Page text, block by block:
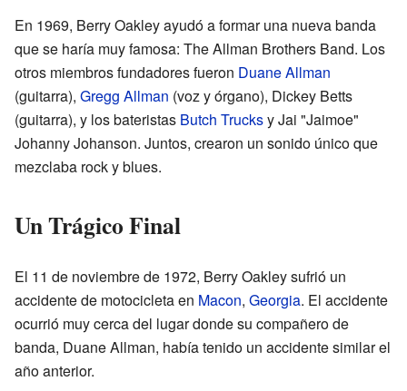
En 1969, Berry Oakley ayudó a formar una nueva banda
que se haría muy famosa: The Allman Brothers Band. Los
otros miembros fundadores fueron Duane Allman
(guitarra), Gregg Allman (voz y órgano), Dickey Betts
(guitarra), y los bateristas Butch Trucksy Jai "Jaimoe"
Johanny Johanson. Juntos, crearon un sonido único que
mezclaba rock y blues.
Un Trágico Final
El 11 de noviembre de 1972, Berry Oakley sufrió un
accidente de motocicleta en Macon, Georgia. El accidente
ocurrió muy cerca del lugar donde su compañero de
banda, Duane Allman, había tenido un accidente similar el
año anterior.